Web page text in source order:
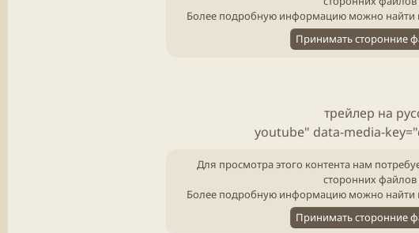
ц
и
и
Более подробную информацию можно найти
Принимать сторонние
трейлер на
youtube" data-media-
Для просмотра этого контента нам
сторонних файлов
Более подробную информацию можно найти
Принимать сторонние